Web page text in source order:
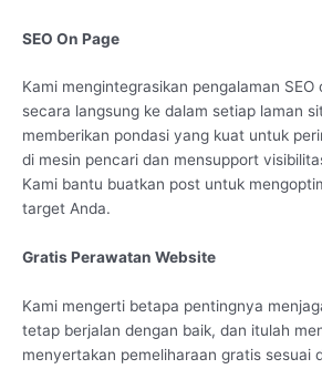
SEO On Page
Kami mengintegrasikan pengalaman
secara langsung ke dalam setiap laman
memberikan pondasi yang kuat untuk
di mesin pencari dan mensupport
Kami bantu buatkan post untuk
target Anda.
Gratis Perawatan Website
Kami mengerti betapa pentingnya
tetap berjalan dengan baik, dan itulah
menyertakan pemeliharaan gratis sesuai